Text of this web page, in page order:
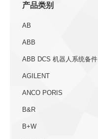
产品类别
AB
ABB
ABB DCS 机器人系统备件
AGILENT
ANCO PORIS
B&R
B+W